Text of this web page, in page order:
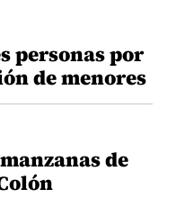
personas por
de menores
de